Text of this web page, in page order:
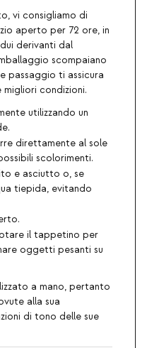
vi consigliamo di
aperto per 72 ore, in
derivanti dal
scompaiano
passaggio ti assicura
condizioni.
utilizzando un
direttamente al sole
scolorimenti.
e asciutto o, se
tiepida, evitando
il tappetino per
oggetti pesanti su
a mano, pertanto
alla sua
di tono delle sue